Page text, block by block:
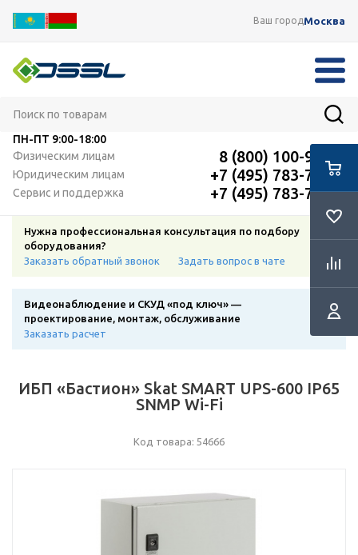
Ваш городМосква
ПН-ПТ 9:00-18:00
Физическим лицам
8 (800) 100-91-12
Юридическим лицам +7 (495) 783-72-87
Сервис и поддержка +7 (495) 783-72-87
Нужна профессиональная консультация по подбору
оборудования?
Заказать обратный звонок
Задать вопрос в чате
Видеонаблюдение и СКУД «под ключ» —
проектирование, монтаж, обслуживание
Заказать расчет
ИБП «Бастион» Skat SMART UPS-600 IP65
SNMP Wi-Fi
Код товара: 54666